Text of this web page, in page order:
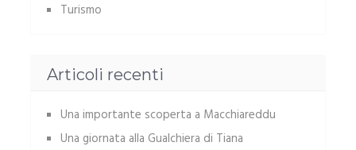
Turismo
Articoli recenti
Una importante scoperta a Macchiareddu
Una giornata alla Gualchiera di Tiana